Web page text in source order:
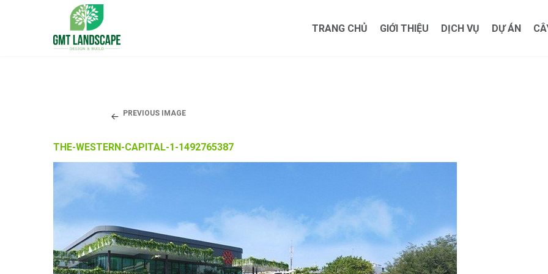
TRANG CHỦ GIỚI THIỆU DỊCH VỤ DỰ ÁN
PREVIOUS IMAGE
THE-WESTERN-CAPITAL-1-1492765387